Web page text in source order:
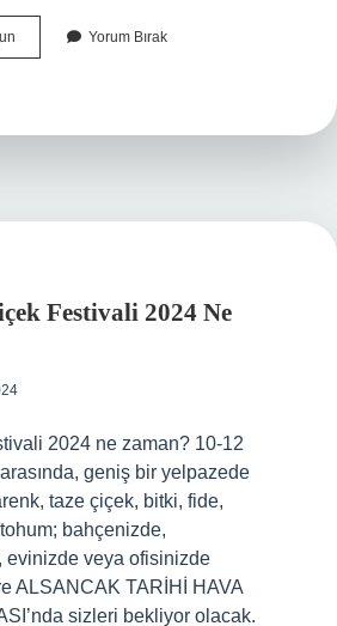
Beykozda
Hangi
Yorum Bırak
Festivali 2024 Ne
2024 ne zaman? 10-12
geniş bir yelpazede
taze çiçek, bitki, fide,
bahçenizde,
evinizde veya ofisinizde
ALSANCAK TARİHİ HAVA
sizleri bekliyor olacak.